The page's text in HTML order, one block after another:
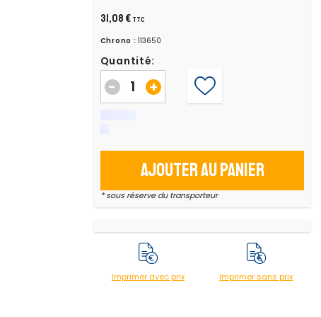
31,08 € TTC
Chrono : 113650
Quantité:
+
-
Ajouter au panier
* sous réserve du transporteur
Imprimer avec prix Imprimer sans prix